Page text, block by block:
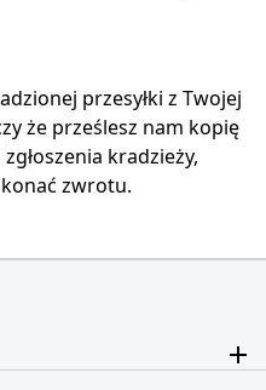
przesyłki z Twojej
że prześlesz nam kopię
kradzieży,
zwrotu.